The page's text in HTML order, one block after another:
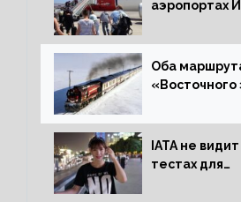
аэропортах
процентов
Оба
«Восточного
IATA не
тестах для